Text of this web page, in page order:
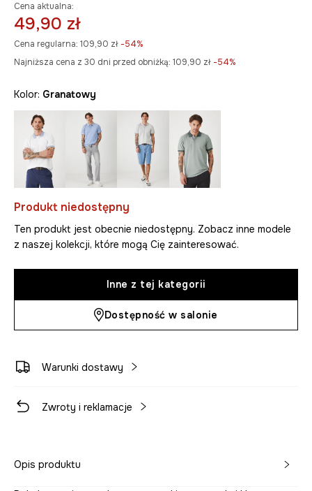
Cena aktualna:
49,90 zł
Cena regularna: 109,90 zł -54%
Najniższa cena z 30 dni przed obniżką: 109,90 zł -54%
Kolor: granatowy
Produkt niedostępny
Ten produkt jest obecnie niedostępny. Zobacz inne modele
z naszej kolekcji, które mogą Cię zainteresować.
Inne z tej kategorii
Dostępność w salonie
Warunki dostawy
Zwroty i reklamacje
Opis produktu